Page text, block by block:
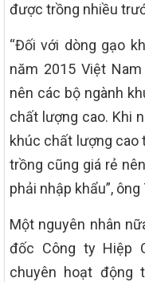
được trồng nhiều
“Đối với dòng gạo
năm 2015 Việt
nên các bộ ngành
chất lượng cao. Khi
khúc chất lượng cao
trồng cũng giá rẻ
phải nhập khẩu”, ông
Một nguyên nhân
đốc Công ty Hiệp
chuyên hoạt động